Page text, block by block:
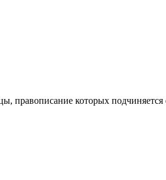
правописание которых